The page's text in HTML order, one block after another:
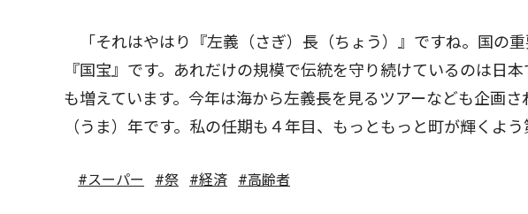
「それはやはり『左義（さぎ）長（ちょう）』ですね。国の
『国宝』です。あれだけの規模で伝統を守り続けているのは日
も増えています。今年は海から左義長を見るツアーなども企画
（うま）年です。私の任期も４年目、もっともっと町が輝くよ
#スーパー #祭 #経済 #高齢者